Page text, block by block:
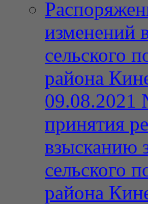
изменений
сельского
района
09.08.2021
принятия
взысканию
сельского
района